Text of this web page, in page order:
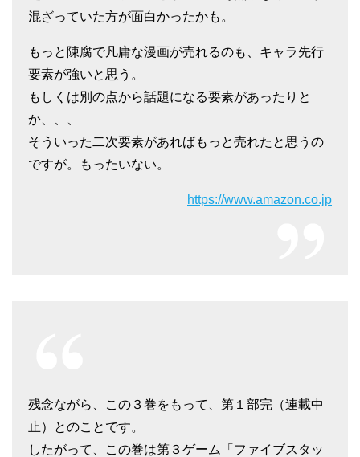
混ざっていた方が面白かったかも。
もっと陳腐で凡庸な漫画が売れるのも、キャラ先行
要素が強いと思う。
もしくは別の点から話題になる要素があったりと
か、、、
そういった二次要素があればもっと売れたと思うの
ですが。もったいない。
https://www.amazon.co.jp
残念ながら、この３巻をもって、第１部完（連載中
止）とのことです。
したがって、この巻は第３ゲーム「ファイブスタッ